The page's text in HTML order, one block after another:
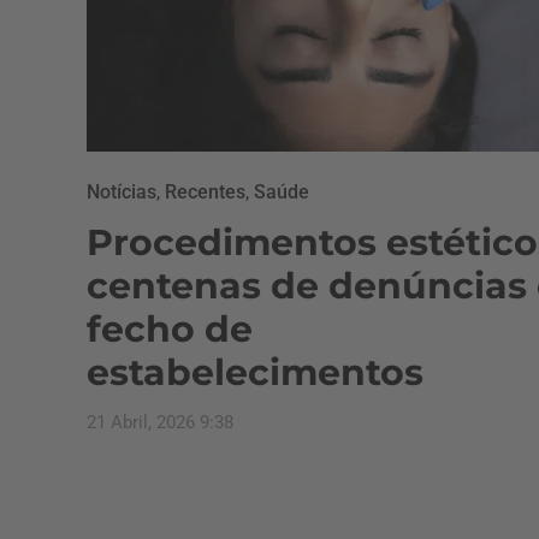
Notícias, Recentes, Saúde
Procedimentos
centenas de denúncias
fecho de
estabelecimentos
21 Abril, 2026 9:38